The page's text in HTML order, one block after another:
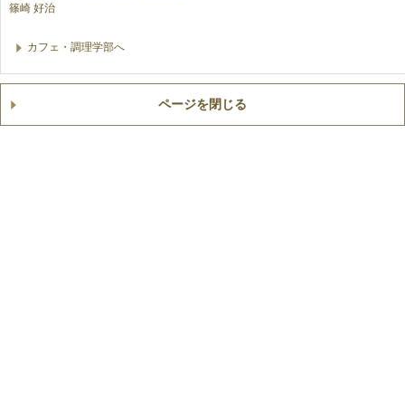
篠崎 好治
カフェ・調理学部へ
ページを閉じる